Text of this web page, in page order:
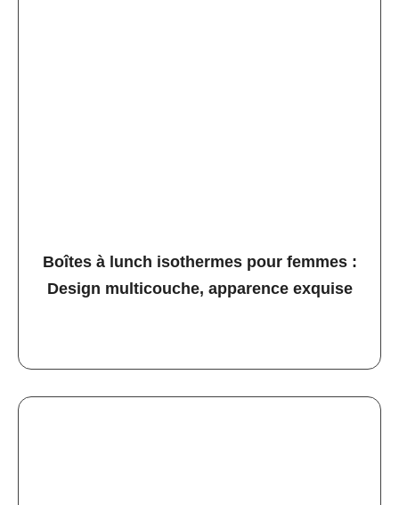
Boîtes à lunch isothermes pour femmes :
Design multicouche, apparence exquise